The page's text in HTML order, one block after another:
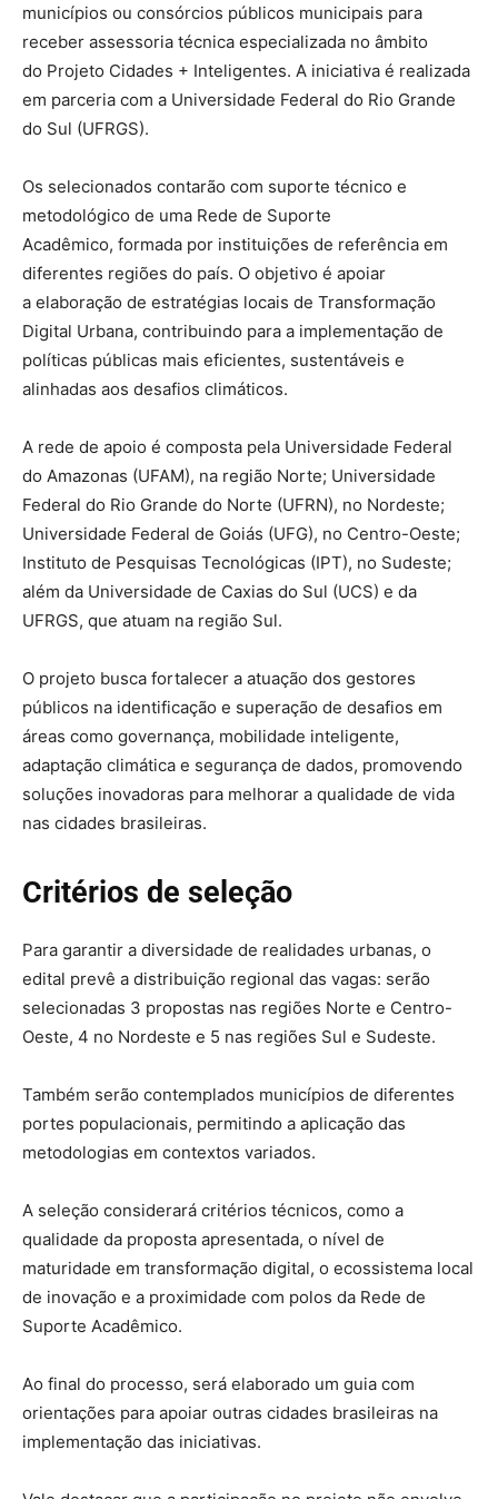
municípios ou consórcios públicos municipais para
receber assessoria técnica especializada no âmbito
do Projeto Cidades + Inteligentes. A iniciativa é realizada
em parceria com a Universidade Federal do Rio Grande
do Sul (UFRGS).
Os selecionados contarão com suporte técnico e
metodológico de uma Rede de Suporte
Acadêmico, formada por instituições de referência em
diferentes regiões do país. O objetivo é apoiar
a elaboração de estratégias locais de Transformação
Digital Urbana, contribuindo para a implementação de
políticas públicas mais eficientes, sustentáveis e
alinhadas aos desafios climáticos.
A rede de apoio é composta pela Universidade Federal
do Amazonas (UFAM), na região Norte; Universidade
Federal do Rio Grande do Norte (UFRN), no Nordeste;
Universidade Federal de Goiás (UFG), no Centro-Oeste;
Instituto de Pesquisas Tecnológicas (IPT), no Sudeste;
além da Universidade de Caxias do Sul (UCS) e da
UFRGS, que atuam na região Sul.
O projeto busca fortalecer a atuação dos gestores
públicos na identificação e superação de desafios em
áreas como governança, mobilidade inteligente,
adaptação climática e segurança de dados, promovendo
soluções inovadoras para melhorar a qualidade de vida
nas cidades brasileiras.
Critérios de seleção
Para garantir a diversidade de realidades urbanas, o
edital prevê a distribuição regional das vagas: serão
selecionadas 3 propostas nas regiões Norte e Centro-
Oeste, 4 no Nordeste e 5 nas regiões Sul e Sudeste.
Também serão contemplados municípios de diferentes
portes populacionais, permitindo a aplicação das
metodologias em contextos variados.
A seleção considerará critérios técnicos, como a
qualidade da proposta apresentada, o nível de
maturidade em transformação digital, o ecossistema local
de inovação e a proximidade com polos da Rede de
Suporte Acadêmico.
Ao final do processo, será elaborado um guia com
orientações para apoiar outras cidades brasileiras na
implementação das iniciativas.